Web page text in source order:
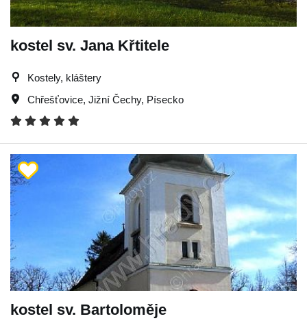
kostel sv. Jana Křtitele
Kostely, kláštery
Chřešťovice, Jižní Čechy, Písecko
kostel sv. Bartoloměje